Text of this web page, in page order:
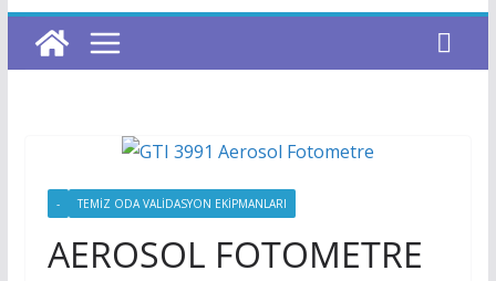
- TEMIZ ODA VALIDASYON EKIPMANLARI
AEROSOL FOTOMETRE